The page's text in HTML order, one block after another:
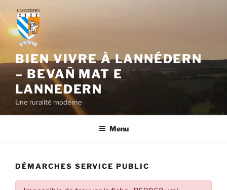
contenu
principal
BIEN VIVRE À LANNÉDERN
– BEVAÑ MAT E
LANNEDERN
Une ruralité moderne
Menu
DÉMARCHES SERVICE PUBLIC